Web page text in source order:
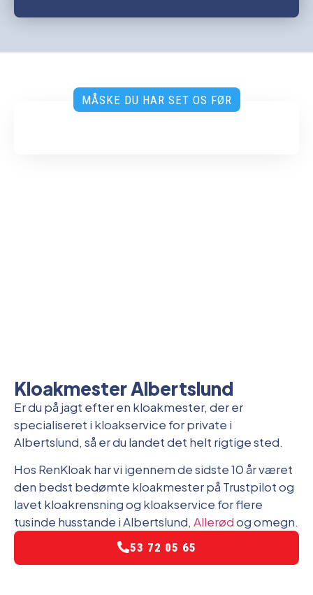
MÅSKE DU HAR SET OS FØR
Kloakmester Albertslund
Er du på jagt efter en kloakmester, der er
specialiseret i kloakservice for private i
Albertslund, så er du landet det helt rigtige sted.
Hos RenKloak har vi igennem de sidste 10 år været
den bedst bedømte kloakmester på Trustpilot og
lavet kloakrensning og kloakservice for flere
tusinde husstande i Albertslund, Allerødog omegn.
53 72 05 65